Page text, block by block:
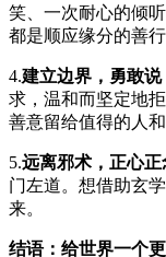
笑、一次耐心的倾
都是顺应缘分的善行
4.建立边界，勇敢
求，温和而坚定地
善意留给值得的人和
5.远离邪术，正心正
门左道。想借助玄
来。
结语：给世界一个